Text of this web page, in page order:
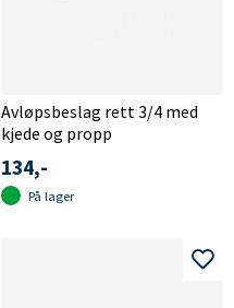
Avløpsbeslag rett 3/4 med
kjede og propp
134,-
På lager